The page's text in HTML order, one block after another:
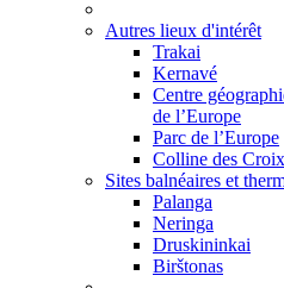
Autres lieux d'intérêt
Trakai
Kernavé
Centre
de l’Europe
Parc de l’Europe
Colline des Croix
Sites balnéaires et
Palanga
Neringa
Druskininkai
Birštonas